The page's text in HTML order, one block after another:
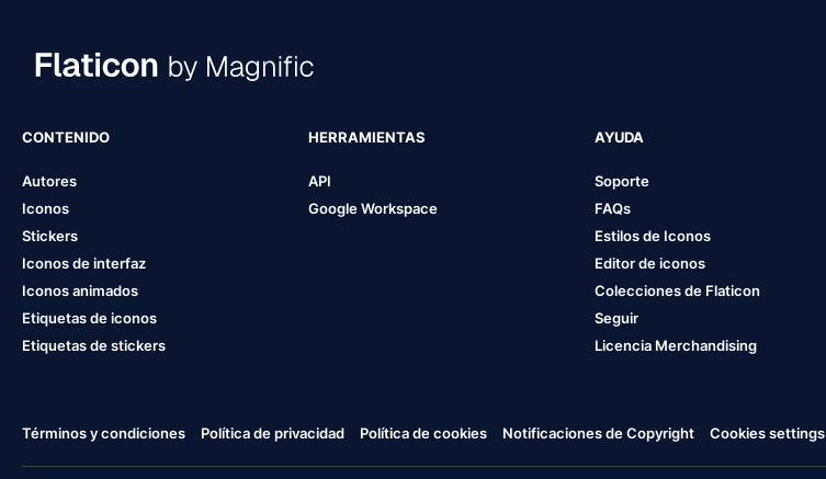
CONTENIDO
Autores
Iconos
Stickers
Iconos de interfaz
Iconos animados
Etiquetas de iconos
Etiquetas de stickers
HERRAMIENTAS
API
Google Workspace
AYUDA
Soporte
FAQs
Estilos de Iconos
Editor de iconos
Colecciones de Flaticon
Seguir
Licencia Merchandising
Términos y condiciones Política de privacidad Política de cookies Notificaciones de Copyright Cookies settings